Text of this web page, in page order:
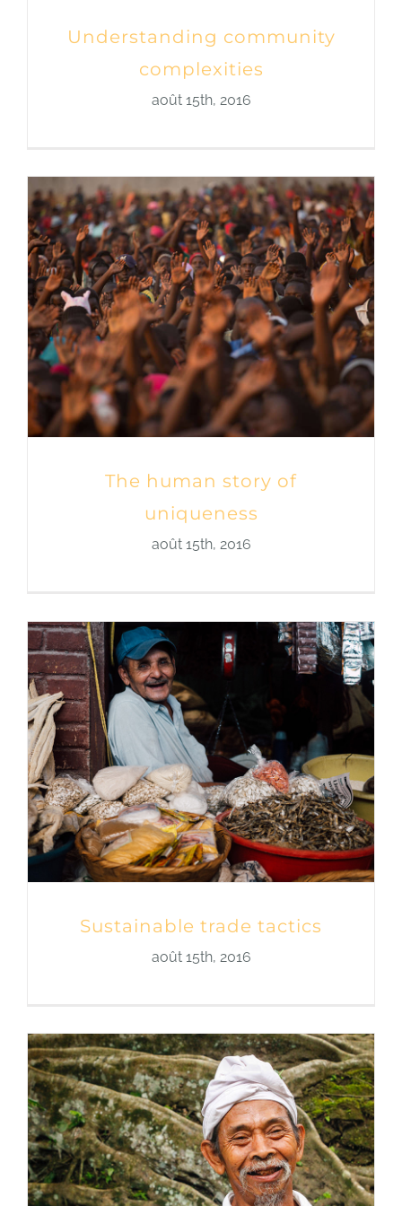
Understanding community
complexities
août 15th, 2016
The human story of
uniqueness
août 15th, 2016
Sustainable trade tactics
août 15th, 2016